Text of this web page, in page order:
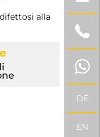
DE
EN
alla